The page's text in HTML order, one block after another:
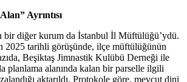
Ayrıntısı
bir diğer kurum da İstanbul İl Müftülüğü’ydü.
2025 tarihli görüşünde, ilçe müftülüğünün
Beşiktaş Jimnastik Kulübü Derneği ile
planlama alanında kalan bir parselle ilgili
aktarıldı. Protokole göre, mevcut dini